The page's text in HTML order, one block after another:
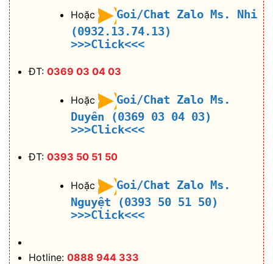
Hoặc
Goi/Chat Zalo Ms. Nhi
(0932.13.74.13)
>>>Click<<<
ĐT: 0369 03 04 03
Hoặc
Goi/Chat Zalo Ms.
Duyên (0369 03 04 03)
>>>Click<<<
ĐT: 0393 50 51 50
Hoặc
Goi/Chat Zalo Ms.
Nguyệt (0393 50 51 50)
>>>Click<<<
Hotline: 0888 944 333